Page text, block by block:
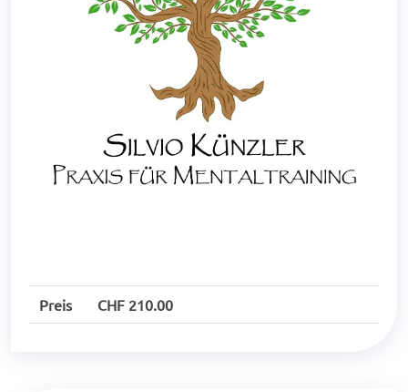
Preis CHF 210.00